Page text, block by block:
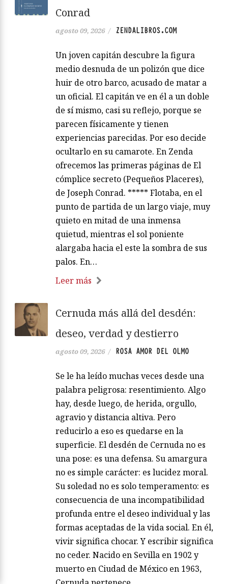
Conrad
agosto 09, 2026 / ZENDALIBROS.COM
Un joven capitán descubre la figura
medio desnuda de un polizón que dice
huir de otro barco, acusado de matar a
un oficial. El capitán ve en él a un doble
de sí mismo, casi su reflejo, porque se
parecen físicamente y tienen
experiencias parecidas. Por eso decide
ocultarlo en su camarote. En Zenda
ofrecemos las primeras páginas de El
cómplice secreto (Pequeños Placeres),
de Joseph Conrad. ***** Flotaba, en el
punto de partida de un largo viaje, muy
quieto en mitad de una inmensa
quietud, mientras el sol poniente
alargaba hacia el este la sombra de sus
palos. En…
Leer más
Cernuda más allá del desdén:
deseo, verdad y destierro
agosto 09, 2026 / ROSA AMOR DEL OLMO
Se le ha leído muchas veces desde una
palabra peligrosa: resentimiento. Algo
hay, desde luego, de herida, orgullo,
agravio y distancia altiva. Pero
reducirlo a eso es quedarse en la
superficie. El desdén de Cernuda no es
una pose: es una defensa. Su amargura
no es simple carácter: es lucidez moral.
Su soledad no es solo temperamento: es
consecuencia de una incompatibilidad
profunda entre el deseo individual y las
formas aceptadas de la vida social. En él,
vivir significa chocar. Y escribir significa
no ceder. Nacido en Sevilla en 1902 y
muerto en Ciudad de México en 1963,